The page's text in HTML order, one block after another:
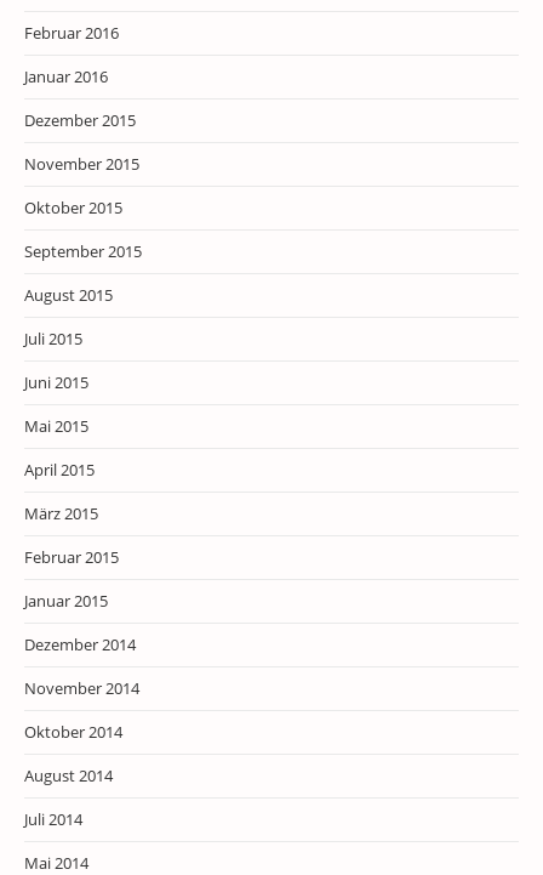
Februar 2016
Januar 2016
Dezember 2015
November 2015
Oktober 2015
September 2015
August 2015
Juli 2015
Juni 2015
Mai 2015
April 2015
März 2015
Februar 2015
Januar 2015
Dezember 2014
November 2014
Oktober 2014
August 2014
Juli 2014
Mai 2014